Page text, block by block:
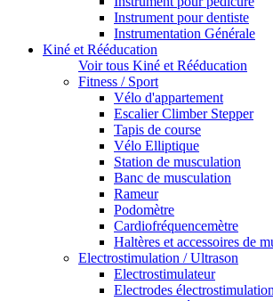
Instrument pour dentiste
Instrumentation Générale
Kiné et Rééducation
Voir tous Kiné et Rééducation
Fitness / Sport
Vélo d'appartement
Escalier Climber Stepper
Tapis de course
Vélo Elliptique
Station de musculation
Banc de musculation
Rameur
Podomètre
Cardiofréquencemètre
Haltères et accessoires de
Electrostimulation / Ultrason
Electrostimulateur
Electrodes électrostimulation